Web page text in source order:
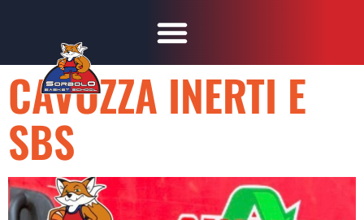
CAVOZZA INERTI E
SBS